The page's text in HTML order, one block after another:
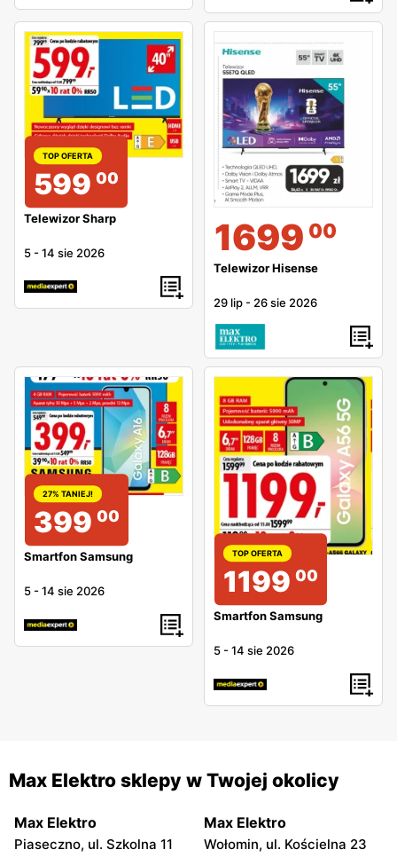
TOP OFERTA
599 00
Telewizor Sharp
5 -14 sie 2026 1699 00
Telewizor Hisense
29 lip - 26 sie 2026
27% TANIEJ!
399 00
Smartfon Samsung
5 -14 sie 2026
TOP OFERTA
1199 00
Smartfon Samsung
5 -14 sie 2026
Max Elektro sklepy w Twojej okolicy
Max Elektro
Piaseczno, ul. Szkolna 11
Max Elektro
Wołomin, ul. Kościelna 23